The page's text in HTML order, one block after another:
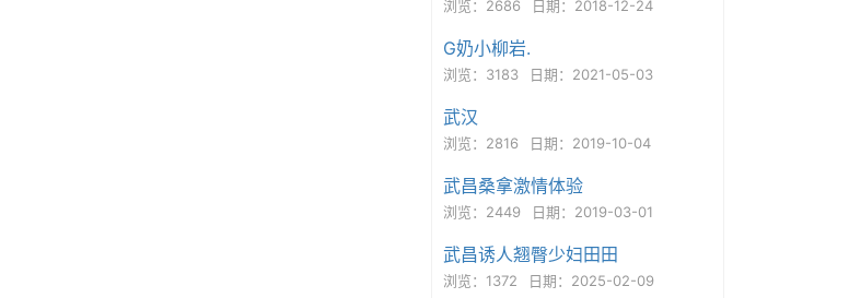
浏览：2686 日期：2018-12-24
G奶小柳岩.
浏览：3183 日期：2021-05-03
武汉
浏览：2816 日期：2019-10-04
武昌桑拿激情体验
浏览：2449 日期：2019-03-01
武昌诱人翘臀少妇田田
浏览：1372 日期：2025-02-09